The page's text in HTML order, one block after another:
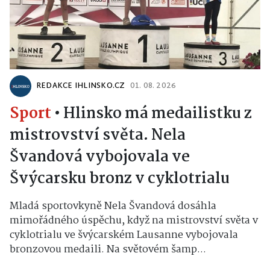
REDAKCE IHLINSKO.CZ 01. 08. 2026
Sport • Hlinsko má medailistku z
mistrovství světa. Nela
Švandová vybojovala ve
Švýcarsku bronz v cyklotrialu
Mladá sportovkyně Nela Švandová dosáhla
mimořádného úspěchu, když na mistrovství světa v
cyklotrialu ve švýcarském Lausanne vybojovala
bronzovou medaili. Na světovém šamp...